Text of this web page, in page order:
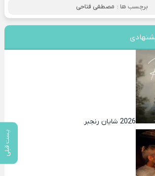
پست قبلی
برچسب ها : مصطفی فتاحی
2026 شایان رنجبر